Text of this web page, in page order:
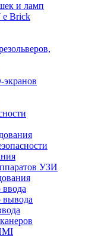
и ламп
e Brick
УЗИ
вывода